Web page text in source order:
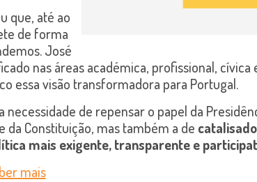
que, até ao
de forma
José
nas áreas académica, profissional, cívica
essa visão transformadora para Portugal.
de repensar o papel da
da Constituição, mas também a de
mais exigente, transparente e
mais